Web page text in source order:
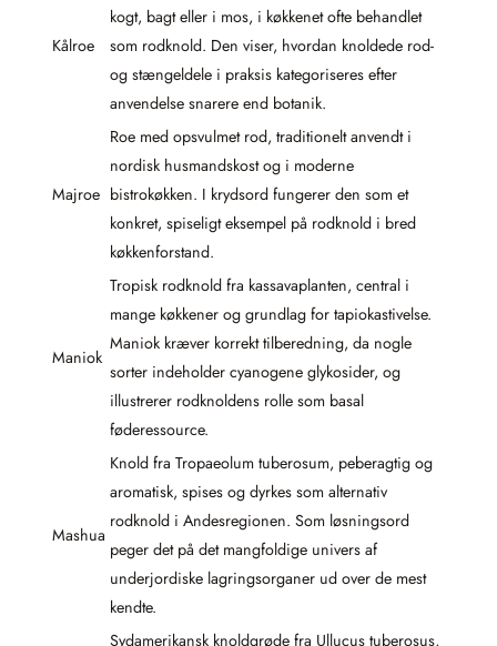
Kålroe
kogt, bagt eller i mos, i køkkenet ofte behandlet
som rodknold. Den viser, hvordan knoldede rod-
og stængeldele i praksis kategoriseres efter
anvendelse snarere end botanik.
Majroe
Roe med opsvulmet rod, traditionelt anvendt i
nordisk husmandskost og i moderne
bistrokøkken. I krydsord fungerer den som et
konkret, spiseligt eksempel på rodknold i bred
køkkenforstand.
Maniok
Tropisk rodknold fra kassavaplanten, central i
mange køkkener og grundlag for tapiokastivelse.
Maniok kræver korrekt tilberedning, da nogle
sorter indeholder cyanogene glykosider, og
illustrerer rodknoldens rolle som basal
føderessource.
Mashua
Knold fra Tropaeolum tuberosum, peberagtig og
aromatisk, spises og dyrkes som alternativ
rodknold i Andesregionen. Som løsningsord
peger det på det mangfoldige univers af
underjordiske lagringsorganer ud over de mest
kendte.
Sydamerikansk knoldgrøde fra Ullucus tuberosus,